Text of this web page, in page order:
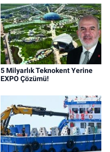
5 Milyarlık Teknokent Yerine
EXPO Çözümü!